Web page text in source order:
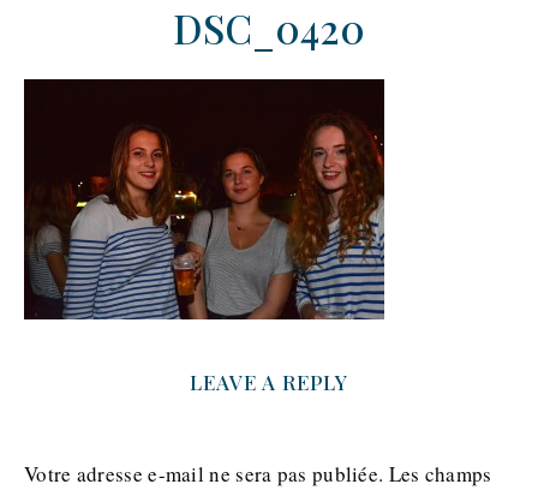
DSC_0420
LEAVE A REPLY
Votre adresse e-mail ne sera pas publiée. Les champs